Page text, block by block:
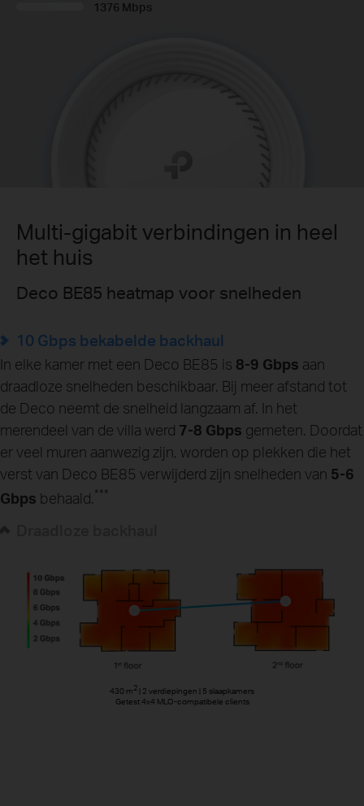
1376 Mbps
Multi-gigabit verbindingen in heel
het huis
Deco BE85 heatmap voor snelheden
430 m2
| 2 verdiepingen | 5 slaapkamers
Getest 4x4 MLO-compatibele clients
430 m2
| 2 verdiepingen | 5 slaapkamers
Getest 4x4 MLO-compatibele clients
10 Gbps bekabelde backhaul
In elke kamer met een Deco BE85 is 8-9 Gbps aan
draadloze snelheden beschikbaar. Bij meer afstand tot
de Deco neemt de snelheid langzaam af. In het
merendeel van de villa werd 7-8 Gbps gemeten. Doordat
er veel muren aanwezig zijn, worden op plekken die het
verst van Deco BE85 verwijderd zijn snelheden van 5-6
Gbps behaald.***